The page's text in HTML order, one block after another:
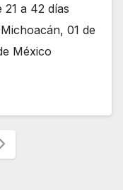
21 a 42 días
01 de
México